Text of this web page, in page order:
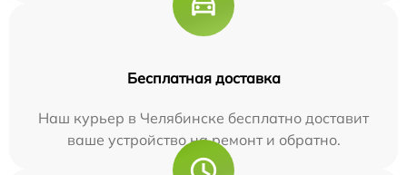
Бесплатная доставка
Наш курьер в Челябинске бесплатно доставит
ваше устройство на ремонт и обратно.